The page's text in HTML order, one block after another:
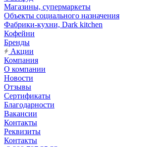
Магазины, супермаркеты
Объекты социального назначения
Фабрики-кухни, Dark kitchen
Кофейни
Бренды
Акции
Компания
О компании
Новости
Отзывы
Сертификаты
Благодарности
Вакансии
Контакты
Реквизиты
Контакты